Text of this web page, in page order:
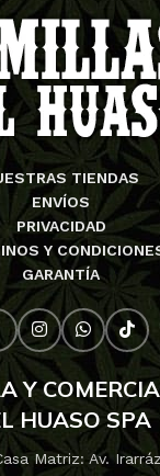
TIENDAS
ENVÍOS
PRIVACIDAD
Y
GARANTÍA
Y
HUASO SPA
Matriz: Av.